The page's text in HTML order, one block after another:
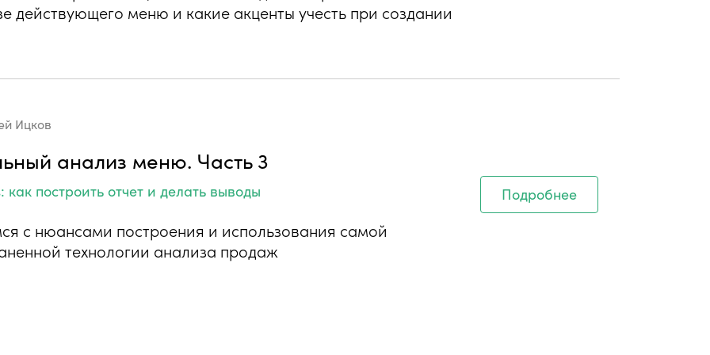
действующего меню и какие акценты учесть при создании
Ицков
анализ меню. Часть 3
как построить отчет и делать выводы
с нюансами построения и использования самой
технологии анализа продаж
Подробнее